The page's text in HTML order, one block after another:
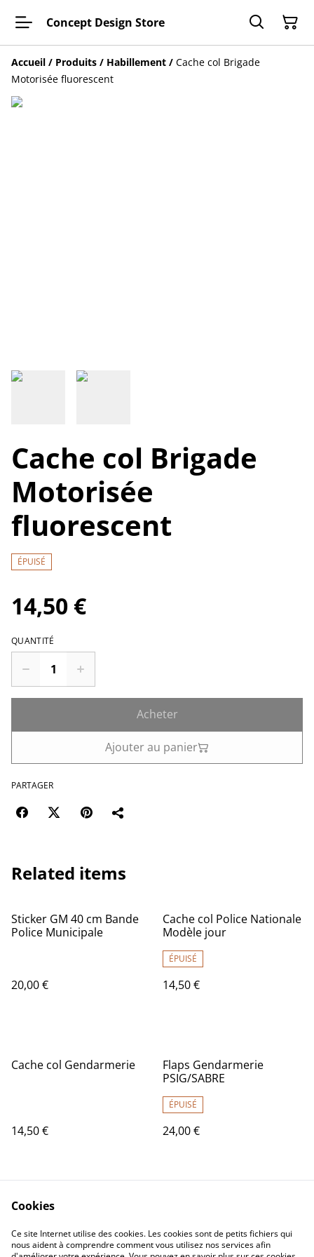
Concept Design Store
Accueil / Produits / Habillement / Cache col Brigade
Motorisée fluorescent
Cache col Brigade
Motorisée
fluorescent
ÉPUISÉ
14,50 €
QUANTITÉ
Acheter
Ajouter au panier
PARTAGER
Related items
Sticker GM 40 cm Bande
Police Municipale
20,00 €
Cache col Police Nationale
Modèle jour
ÉPUISÉ
14,50 €
Cache col Gendarmerie
14,50 €
Flaps Gendarmerie
PSIG/SABRE
ÉPUISÉ
24,00 €
Cookies
Ce site Internet utilise des cookies. Les cookies sont de petits fichiers qui
nous aident à comprendre comment vous utilisez nos services afin